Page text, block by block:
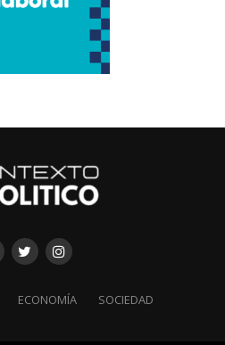
ECONOMÍA SOCIEDAD